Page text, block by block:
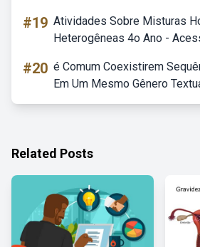
#19 Atividades Sobre Misturas
Heterogêneas 4o Ano -
#20 é Comum Coexistirem
Em Um Mesmo Gênero
Related Posts